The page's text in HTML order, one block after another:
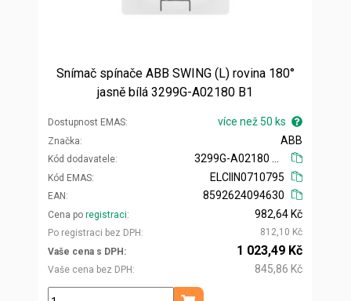
Snímač spínače ABB SWING (L) rovina 180°
jasně bílá 3299G-A02180 B1
Dostupnost EMAS více než 50 ks
Značka
Kód dodavatele
ABB
Kód EMAS
EAN
ELCIIN0710795
8592624094630
Cena po registraci
Po registraci bez DPH
982,64 Kč
812,10 Kč
Vaše cena s DPH
Vaše cena bez DPH
1 023,49 Kč
845,86 Kč